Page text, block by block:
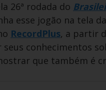
26ª rodada do
esse jogão na tela da
RecordPlus, a partir
conhecimentos
que também é